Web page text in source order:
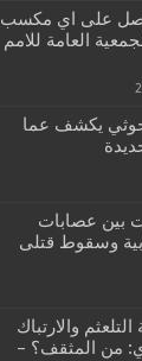
على اي مكسب
العامة للامم
يكشف عما
بين عصابات
وسقوط قتلى
والارتباك
من المثقف؟ –